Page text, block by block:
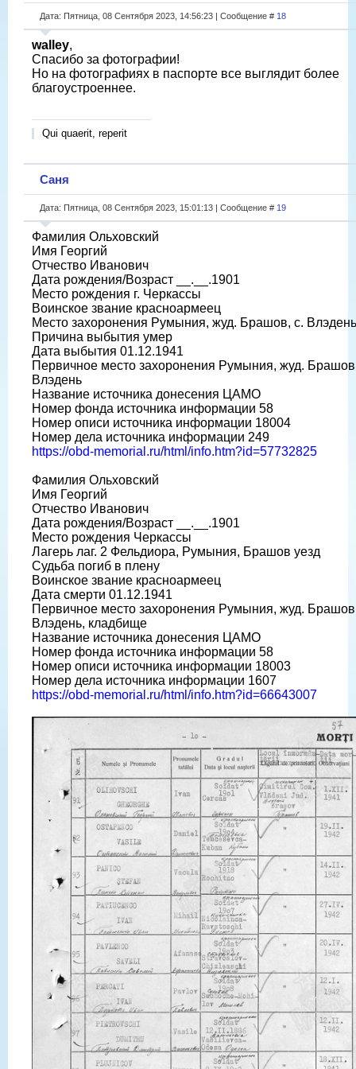
Дата: Пятница, 08 Сентября 2023, 14:56:23 | Сообщение # 18
walley,
Спасибо за фотографии!
Но на фотографиях в паспорте все выглядит более
благоустроеннее.
Qui quaerit, reperit
Саня
Дата: Пятница, 08 Сентября 2023, 15:01:13 | Сообщение # 19
Фамилия Ольховский
Имя Георгий
Отчество Иванович
Дата рождения/Возраст __.__.1901
Место рождения г. Черкассы
Воинское звание красноармеец
Место захоронения Румыния, жуд. Брашов, с. Влэдень
Причина выбытия умер
Дата выбытия 01.12.1941
Первичное место захоронения Румыния, жуд.
Влэдень
Название источника донесения ЦАМО
Номер фонда источника информации 58
Номер описи источника информации 18004
Номер дела источника информации 249
https://obd-memorial.ru/html/info.htm?id=57732825
Фамилия Ольховский
Имя Георгий
Отчество Иванович
Дата рождения/Возраст __.__.1901
Место рождения Черкассы
Лагерь лаг. 2 Фельдиора, Румыния, Брашов уезд
Судьба погиб в плену
Воинское звание красноармеец
Дата смерти 01.12.1941
Первичное место захоронения Румыния, жуд.
Влэдень, кладбище
Название источника донесения ЦАМО
Номер фонда источника информации 58
Номер описи источника информации 18003
Номер дела источника информации 1607
https://obd-memorial.ru/html/info.htm?id=66643007